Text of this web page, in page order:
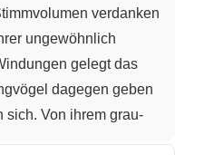
verdanken
ungewöhnlich
gelegt das
dagegen geben
sich. Von ihrem grau-